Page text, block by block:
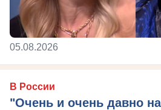
05.08.2026
В России
"Очень и очень давно